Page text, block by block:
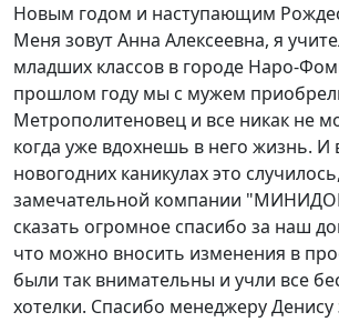
Новым годом и наступающим
Меня зовут Анна Алексеевна, я
младших классов в городе Наро-
прошлом году мы с мужем
Метрополитеновец и все никак не
когда уже вдохнешь в него жизнь. И
новогодних каникулах это
замечательной компании
сказать огромное спасибо за наш
что можно вносить изменения в
были так внимательны и учли все
хотелки. Спасибо менеджеру Денису